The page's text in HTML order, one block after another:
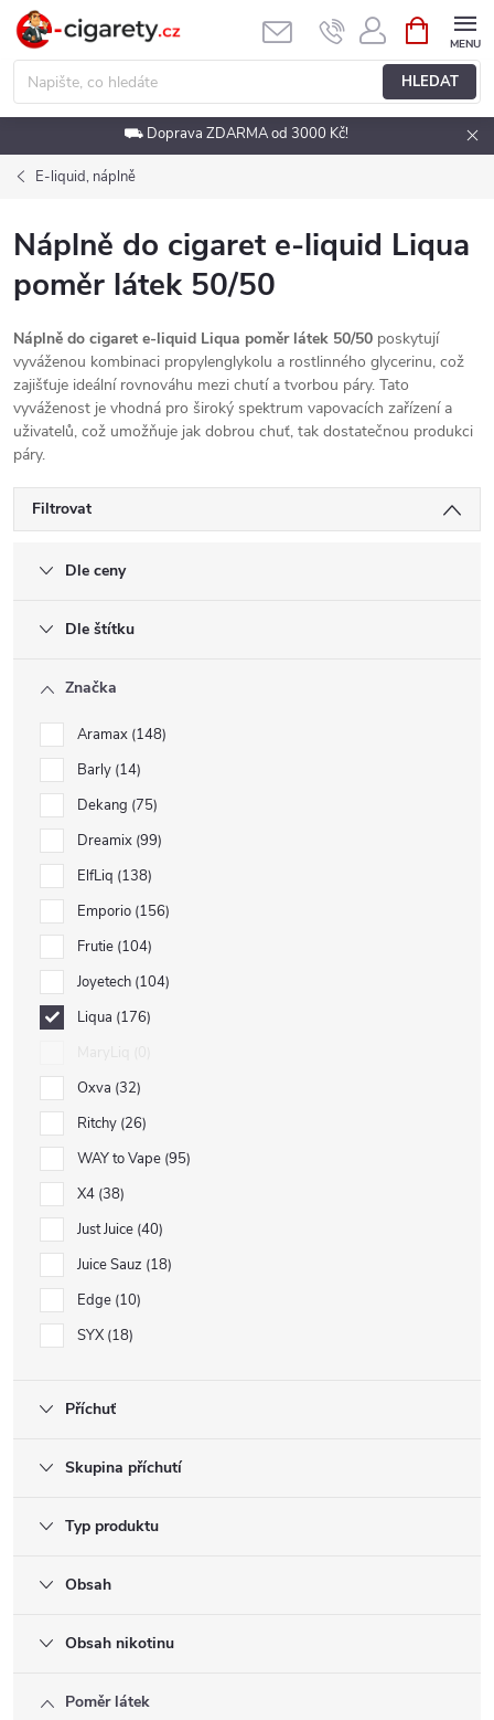
Přejít
obsah
HLEDAT
NÁKUPNÍ
KOŠÍK
⛟ Doprava ZDARMA od 3000 Kč!
E-liquid, náplně
Náplně do cigaret e-liquid Liqua
poměr látek 50/50
Náplně do cigaret e-liquid Liqua poměr látek 50/50 poskytují
vyváženou kombinaci propylenglykolu a rostlinného glycerinu, což
zajišťuje ideální rovnováhu mezi chutí a tvorbou páry. Tato
vyváženost je vhodná pro široký spektrum vapovacích zařízení a
uživatelů, což umožňuje jak dobrou chuť, tak dostatečnou produkci
páry.
Filtrovat
Dle ceny
Dle štítku
Značka
Aramax 148
Barly 14
Dekang 75
Dreamix 99
ElfLiq 138
Emporio 156
Frutie 104
Joyetech 104
Liqua 176
Oxva 32
Ritchy 26
WAY to Vape 95
X4 38
Just Juice 40
Juice Sauz 18
Edge 10
SYX 18
Příchuť
Skupina příchutí
Typ produktu
Obsah
Obsah nikotinu
Poměr látek